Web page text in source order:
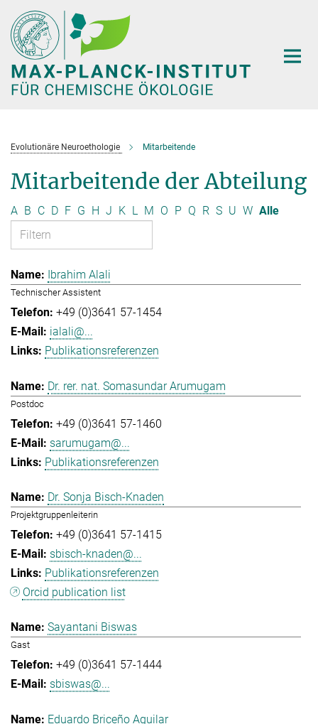
Hauptinhalt
Evolutionäre Neuroethologie Mitarbeitende
Mitarbeitende der Abteilung
A B C D F G H J K L M O P Q R S U W Alle
Ibrahim Alali
Technischer Assistent
+49 (0)3641 57-1454
ialali@...
Publikationsreferenzen
Dr. rer. nat. Somasundar Arumugam
Postdoc
+49 (0)3641 57-1460
sarumugam@...
Publikationsreferenzen
Dr. Sonja Bisch-Knaden
Projektgruppenleiterin
+49 (0)3641 57-1415
sbisch-knaden@...
Publikationsreferenzen
Orcid publication list
Sayantani Biswas
Gast
+49 (0)3641 57-1444
sbiswas@...
Eduardo Briceño Aguilar